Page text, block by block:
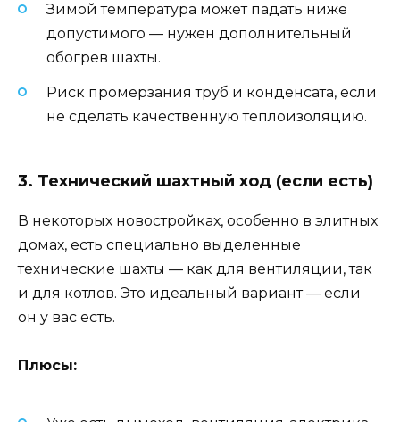
Зимой температура может падать ниже
допустимого — нужен дополнительный
обогрев шахты.
Риск промерзания труб и конденсата, если
не сделать качественную теплоизоляцию.
3. Технический шахтный ход (если есть)
В некоторых новостройках, особенно в элитных
домах, есть специально выделенные
технические шахты — как для вентиляции, так
и для котлов. Это идеальный вариант — если
он у вас есть.
Плюсы: